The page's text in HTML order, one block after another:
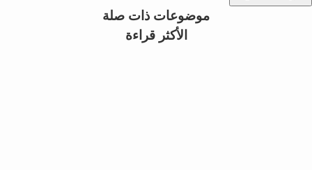
موضوعات ذات صلة
الأكثر قراءة